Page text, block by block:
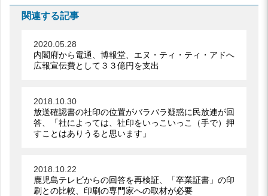
関連する記事
2020.05.28
内閣府から電通、博報堂、エヌ・ティ・ティ・アドへ
広報宣伝費として３３億円を支出
2018.10.30
放送確認書の社印の位置がバラバラ疑惑に民放連が回
答、「社によっては、社印をいっこいっこ（手で）押
すことはありうると思います」
2018.10.22
鹿児島テレビからの回答を再検証、「卒業証書」の印
刷との比較、印刷の専門家への取材が必要